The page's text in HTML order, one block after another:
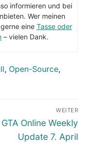
informieren und bei
Wer meinen
eine Tasse oder
– vielen Dank.
, Open-Source,
WEITER
Nächster
Beitrag:
GTA Online Weekly
Update 7. April